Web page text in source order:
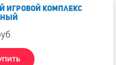
игровой комплекс